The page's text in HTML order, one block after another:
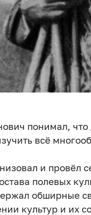
понимал,
всё
и провёл
полевых
обширные
культур и их